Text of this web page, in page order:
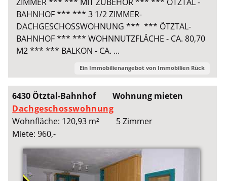
BAHNHOF *** *** 3 1/2 ZIMMER-
DACHGESCHOSSWOHNUNG *** *** ÖTZTAL-
BAHNHOF *** *** WOHNNUTZFLÄCHE - CA. 80,70
M2 *** *** BALKON - CA. ...
Ein Immobilienangebot von Immobilien Rück
6430 Ötztal-Bahnhof
Wohnung mieten
Dachgeschosswohnung
Wohnfläche: 120,93 m²
5 Zimmer
Miete: 960,-